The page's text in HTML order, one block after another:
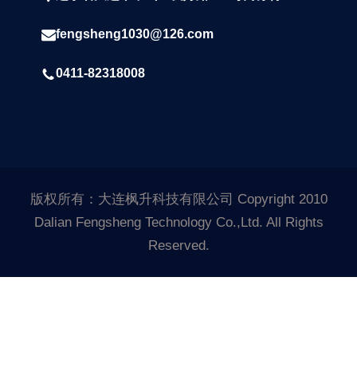
fengsheng1030@126.com
0411-82318008
版权所有：大连枫升科技有限公司 Copyright 2010
Dalian Fengsheng Technology Co.,Ltd. All Rights
Reserved.